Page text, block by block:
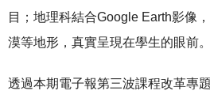
目；地理科結合Google Earth影像
漠等地形，真實呈現在學生的眼前。
透過本期電子報第三波課程改革專